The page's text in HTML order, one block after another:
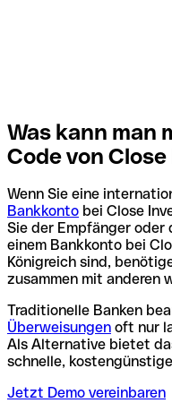
Was kann man
Code von
Wenn Sie eine
Bankkonto bei Close
Sie der Empfänger oder
einem Bankkonto bei
Königreich sind,
zusammen mit anderen
Traditionelle Banken
Überweisungen oft nur
Als Alternative bietet
schnelle,
Jetzt Demo vereinbaren